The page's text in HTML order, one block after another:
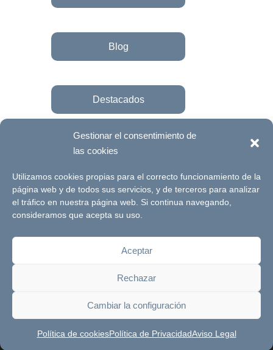
Gestionar el consentimiento de
las cookies
Utilizamos cookies propias para el correcto funcionamiento de la
página web y de todos sus servicios, y de terceros para analizar
el tráfico en nuestra página web. Si continua navegando,
consideramos que acepta su uso.
Aceptar
Rechazar
Cambiar la configuración
Política de cookiesPolítica de PrivacidadAviso Legal
Blog
Destacados
Únete a la fundación
© Futuro Singular Córdoba 2017. Web
desarrollada por
Aviso Legal
Política de cookies
Canal de denuncias